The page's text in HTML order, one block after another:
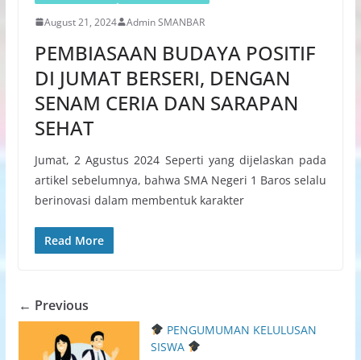
August 21, 2024 Admin SMANBAR
PEMBIASAAN BUDAYA POSITIF
DI JUMAT BERSERI, DENGAN
SENAM CERIA DAN SARAPAN
SEHAT
Jumat, 2 Agustus 2024 Seperti yang dijelaskan pada
artikel sebelumnya, bahwa SMA Negeri 1 Baros selalu
berinovasi dalam membentuk karakter
Read More
← Previous
PENGUMUMAN KELULUSAN
SISWA